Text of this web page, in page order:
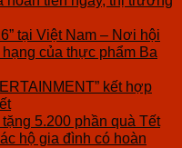
tại Việt Nam – Nơi hội
của thực phẩm Ba
kết hợp
5.200 phần quà Tết
hộ gia đình có hoàn